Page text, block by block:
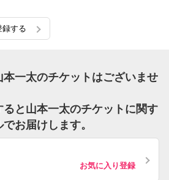
録する
一太のチケットはございませ
と山本一太のチケットに関す
お届けします。
お気に入り登録